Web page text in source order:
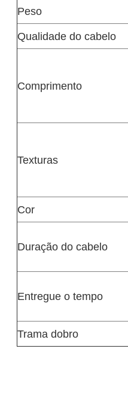
Peso
Qualidade do cabelo
Comprimento
Texturas
Cor
Duração do cabelo
Entregue o tempo
Trama dobro